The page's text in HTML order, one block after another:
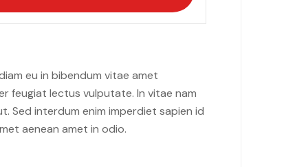
eu in bibendum vitae amet
feugiat lectus vulputate. In vitae nam
Sed interdum enim imperdiet sapien id
aenean amet in odio.